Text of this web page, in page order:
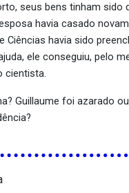
seus bens tinham sido
havia casado
Ciências havia sido
ele conseguiu, pelo
cientista.
Guillaume foi azarado